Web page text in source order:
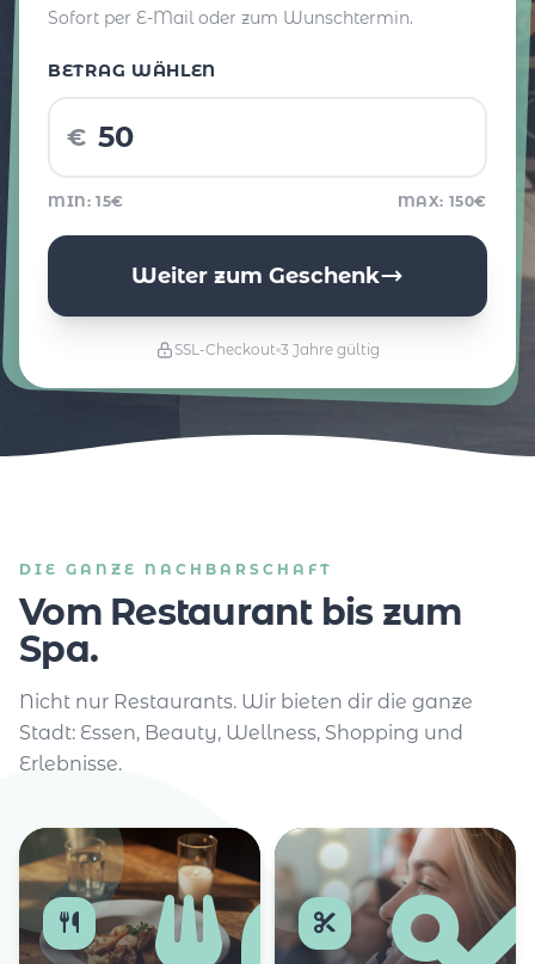
Sofort per E-Mail oder zum Wunschtermin.
BETRAG WÄHLEN
€
MIN: 15€ MAX: 150€
Weiter zum Geschenk
SSL-Checkout 3 Jahre gültig
DIE GANZE NACHBARSCHAFT
Vom Restaurant bis zum
Spa.
Nicht nur Restaurants. Wir bieten dir die ganze
Stadt: Essen, Beauty, Wellness, Shopping und
Erlebnisse.